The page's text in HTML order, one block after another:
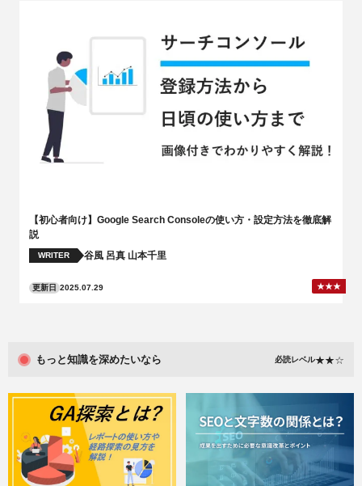
【初心者向け】Google Search Consoleの使い方・設定方法を徹底解
説
WRITER 谷風 呂真 山本千里
更新日 2025.07.29
もっと知識を深めたいなら 必読レベル